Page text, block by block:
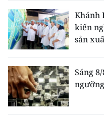
Khánh
kiến
sản
Sáng